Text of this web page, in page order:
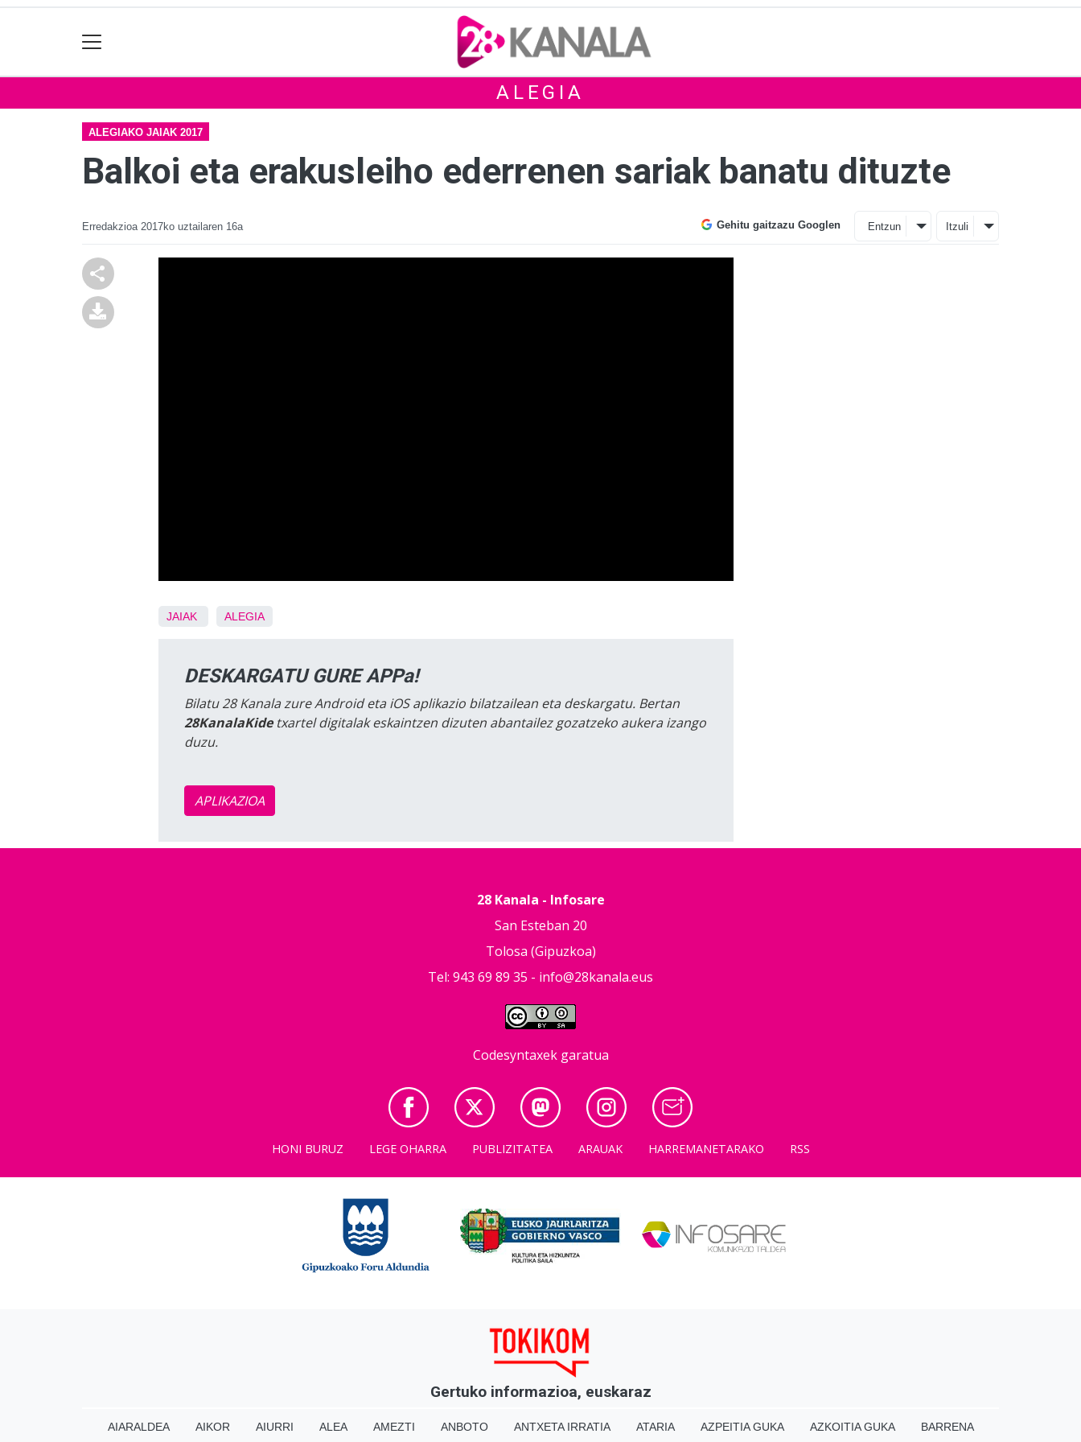
ALEGIA
ALEGIAKO JAIAK 2017
Balkoi eta erakusleiho ederrenen sariak banatu dituzte
Erredakzioa 2017ko uztailaren 16a Gehitu gaitzazu Googlen Entzun Itzuli
JAIAK ALEGIA
DESKARGATU GURE APPa!
Bilatu 28 Kanala zure Android eta iOS aplikazio bilatzailean eta deskargatu. Bertan
28KanalaKidetxartel digitalak eskaintzen dizuten abantailez gozatzeko aukera izango
duzu.
APLIKAZIOA
28 Kanala - Infosare
San Esteban 20
Tolosa (Gipuzkoa)
Tel: 943 69 89 35 - info@28kanala.eus
Codesyntaxek garatua
HONI BURUZ LEGE OHARRA PUBLIZITATEA ARAUAK HARREMANETARAKO RSS
Gertuko informazioa, euskaraz
AIARALDEA AIKOR AIURRI ALEA AMEZTI ANBOTO ANTXETA IRRATIA ATARIA AZPEITIA GUKA AZKOITIA GUKA BARRENA